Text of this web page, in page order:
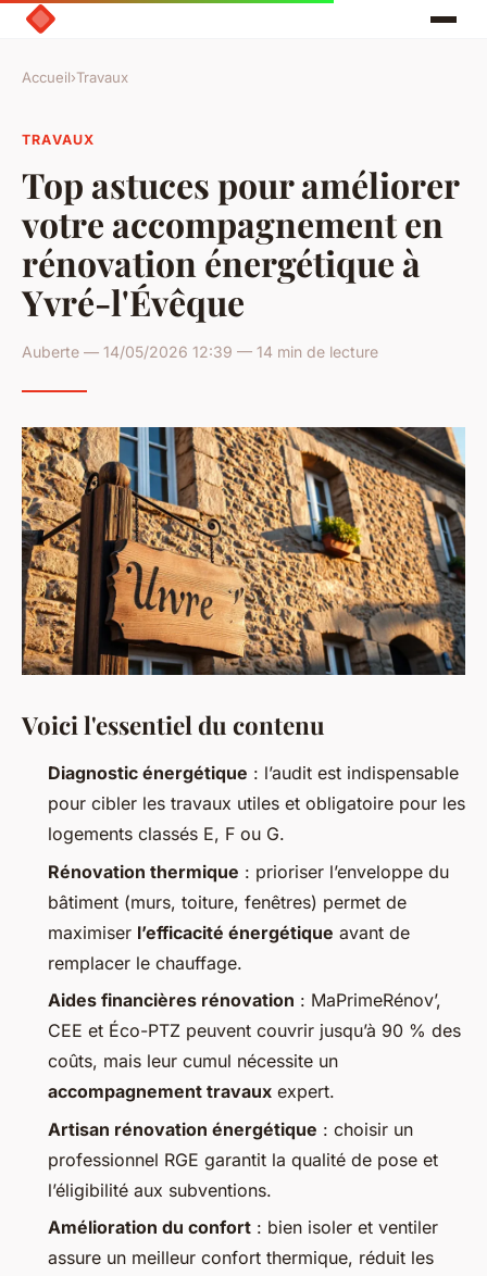
Accueil›Travaux
TRAVAUX
Top astuces pour améliorer
votre accompagnement en
rénovation énergétique à
Yvré-l'Évêque
Auberte — 14/05/2026 12:39 — 14 min de lecture
Voici l'essentiel du contenu
Diagnostic énergétique : l’audit est indispensable
pour cibler les travaux utiles et obligatoire pour les
logements classés E, F ou G.
Rénovation thermique : prioriser l’enveloppe du
bâtiment (murs, toiture, fenêtres) permet de
maximiser l’efficacité énergétique avant de
remplacer le chauffage.
Aides financières rénovation : MaPrimeRénov’,
CEE et Éco-PTZ peuvent couvrir jusqu’à 90 % des
coûts, mais leur cumul nécessite un
accompagnement travaux expert.
Artisan rénovation énergétique : choisir un
professionnel RGE garantit la qualité de pose et
l’éligibilité aux subventions.
Amélioration du confort : bien isoler et ventiler
assure un meilleur confort thermique, réduit les